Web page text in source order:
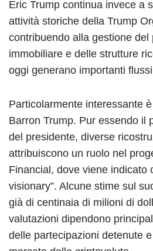
Eric Trump continua invece a
attività storiche della Trump
contribuendo alla gestione del
immobiliare e delle strutture
oggi generano importanti
Particolarmente interessante
Barron Trump. Pur essendo il
del presidente, diverse
attribuiscono un ruolo nel
Financial, dove viene indicato
visionary”. Alcune stime sul
già di centinaia di milioni di
valutazioni dipendono
delle partecipazioni detenute